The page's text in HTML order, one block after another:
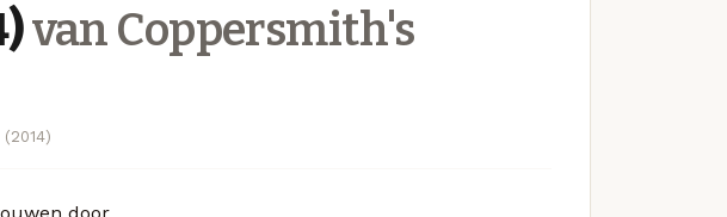
van Coppersmith's
door